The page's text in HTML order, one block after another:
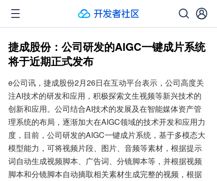
​捷成股份：公司研发的AIGC一键成片系统
将于近期正式发布
e公司讯，捷成股份2月26日在互动平台表示，公司高度关
注AI技术的研发和应用，积极探索文生视频等新兴技术的
创新和应用。公司结合AI技术的发展及在智能媒体资产管
理系统的布局，逐渐加大在AIGC领域的技术开发和应用力
度，目前，公司研发的AIGC一键成片系统，基于多模态大
模型能力，可将视频片段、图片、音频等素材，根据提示
词自动生成视频脚本、广告词、分镜脚本等，并根据视频
脚本和分镜脚本自动摘取相关素材生成完整的视频，根据